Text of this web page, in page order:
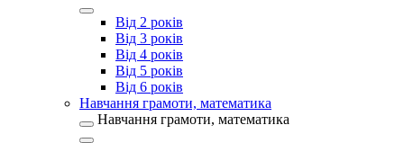
Від 2 років
Від 3 років
Від 4 років
Від 5 років
Від 6 років
Навчання грамоти, математика
Навчання грамоти, математика